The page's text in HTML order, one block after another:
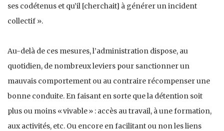
ses codétenus et qu’il [cherchait] à générer un incident
collectif ».
Au-delà de ces mesures, l’administration dispose, au
quotidien, de nombreux leviers pour sanctionner un
mauvais comportement ou au contraire récompenser une
bonne conduite. En faisant en sorte que la détention soit
plus ou moins « vivable » : accès au travail, à une formation,
aux activités, etc. Ou encore en facilitant ou non les liens